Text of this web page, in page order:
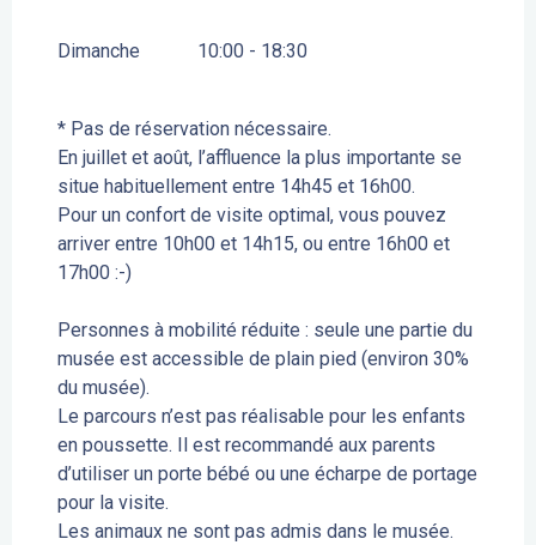
Dimanche 10:00 - 18:30
* Pas de réservation nécessaire.
En juillet et août, l’affluence la plus importante se
situe habituellement entre 14h45 et 16h00.
Pour un confort de visite optimal, vous pouvez
arriver entre 10h00 et 14h15, ou entre 16h00 et
17h00 :-)
Personnes à mobilité réduite : seule une partie du
musée est accessible de plain pied (environ 30%
du musée).
Le parcours n’est pas réalisable pour les enfants
en poussette. Il est recommandé aux parents
d’utiliser un porte bébé ou une écharpe de portage
pour la visite.
Les animaux ne sont pas admis dans le musée.